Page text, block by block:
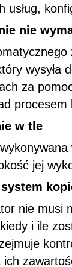
usług,
nie
wysyła
za
procesem
w tle
jej
nie musi
i ile
ich